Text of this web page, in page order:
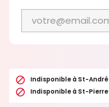
 Indisponible à St-André
 Indisponible à St-Pierre